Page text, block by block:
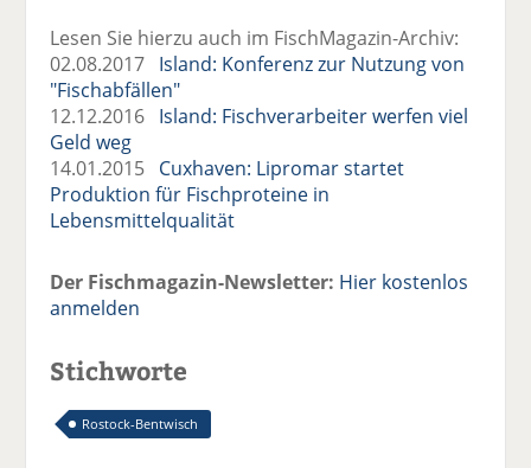
Lesen Sie hierzu auch im FischMagazin-Archiv:
02.08.2017 Island: Konferenz zur Nutzung von
"Fischabfällen"
12.12.2016 Island: Fischverarbeiter werfen viel
Geld weg
14.01.2015 Cuxhaven: Lipromar startet
Produktion für Fischproteine in
Lebensmittelqualität
Der Fischmagazin-Newsletter: Hier kostenlos
anmelden
Stichworte
Rostock-Bentwisch